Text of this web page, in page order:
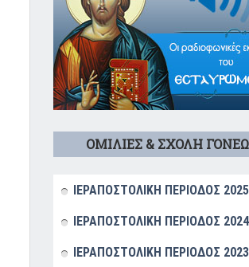
ΟΜΙΛΙΕΣ & ΣΧΟΛΗ
ΙΕΡΑΠΟΣΤΟΛΙΚΗ ΠΕΡΙΟΔΟΣ
ΙΕΡΑΠΟΣΤΟΛΙΚΗ ΠΕΡΙΟΔΟΣ
ΙΕΡΑΠΟΣΤΟΛΙΚΗ ΠΕΡΙΟΔΟΣ